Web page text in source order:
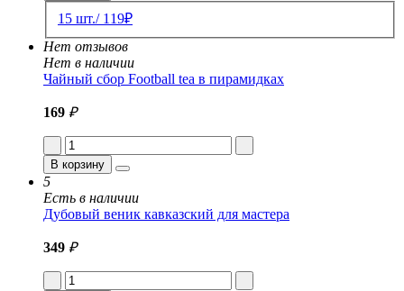
15 шт./ 119₽
Нет отзывов
Нет в наличии
Чайный сбор Football tea в пирамидках
169 ₽
В корзину
5
Есть в наличии
Дубовый веник кавказский для мастера
349 ₽